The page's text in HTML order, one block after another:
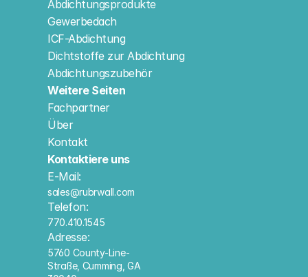
Abdichtungsprodukte
Gewerbedach
ICF-Abdichtung
Dichtstoffe zur Abdichtung
Abdichtungszubehör
Weitere Seiten
Fachpartner
Über
Kontakt
Kontaktiere uns
E-Mail:
sales@rubrwall.com
Telefon:
770.410.1545
Adresse:
5760 County-Line-
Straße, Cumming, GA